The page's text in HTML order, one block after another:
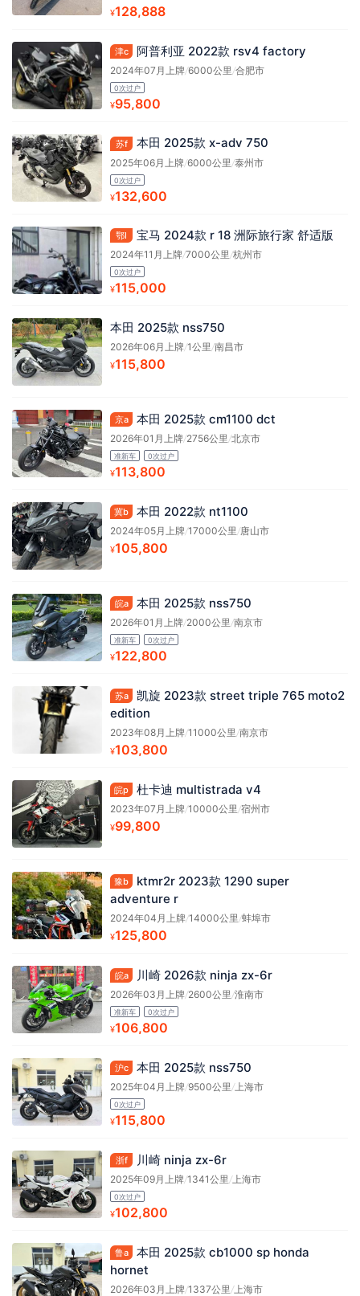
¥128,888
津c 阿普利亚 2022款 rsv4 factory
2024年07月上牌/6000公里 /合肥市
0次过户
¥95,800
苏f 本田 2025款 x-adv 750
2025年06月上牌/6000公里 /泰州市
0次过户
¥132,600
鄂l 宝马 2024款 r 18 洲际旅行家 舒适版
2024年11月上牌/7000公里/杭州市
0次过户
¥115,000
本田 2025款 nss750
2026年06月上牌/1公里/南昌市
¥115,800
京a 本田 2025款 cm1100 dct
2026年01月上牌/2756公里/北京市
准新车 0次过户
¥113,800
冀b 本田 2022款 nt1100
2024年05月上牌/17000公里/唐山市
¥105,800
皖a 本田 2025款 nss750
2026年01月上牌/2000公里/南京市
准新车 0次过户
¥122,800
苏a
凯旋 2023款 street triple 765 moto2
edition
2023年08月上牌/11000公里/南京市
¥103,800
皖p 杜卡迪 multistrada v4
2023年07月上牌/10000公里/宿州市
¥99,800
豫b
ktmr2r 2023款 1290 super
adventure r
2024年04月上牌/14000公里/蚌埠市
¥125,800
皖a 川崎 2026款 ninja zx-6r
2026年03月上牌/2600公里/淮南市
准新车 0次过户
¥106,800
沪c 本田 2025款 nss750
2025年04月上牌/9500公里 /上海市
0次过户
¥115,800
浙f 川崎 ninja zx-6r
2025年09月上牌/1341公里 /上海市
0次过户
¥102,800
鲁a
本田 2025款 cb1000 sp honda
hornet
2026年03月上牌/1337公里 /上海市